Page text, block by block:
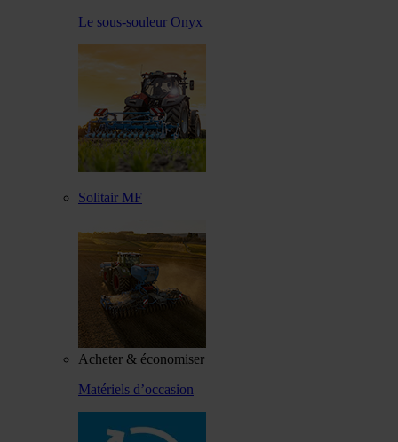
Le sous-souleur Onyx
Solitair MF
Acheter & économiser
Matériels d’occasion